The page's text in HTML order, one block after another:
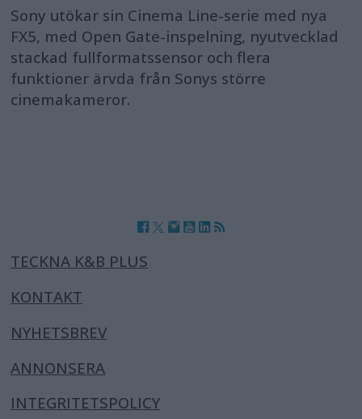
Sony utökar sin Cinema Line-serie med nya
FX5, med Open Gate-inspelning, nyutvecklad
stackad fullformatssensor och flera
funktioner ärvda från Sonys större
cinemakameror.
TECKNA K&B PLUS
KONTAKT
NYHETSBREV
ANNONSERA
INTEGRITETSPOLICY